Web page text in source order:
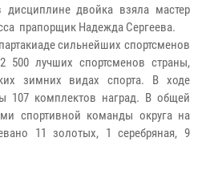
дисциплине двойка взяла мастер
прапорщик Надежда Сергеева.
сильнейших спортсменов
500 лучших спортсменов страны,
зимних видах спорта. В ходе
107 комплектов наград. В общей
спортивной команды округа на
11 золотых, 1 серебряная, 9